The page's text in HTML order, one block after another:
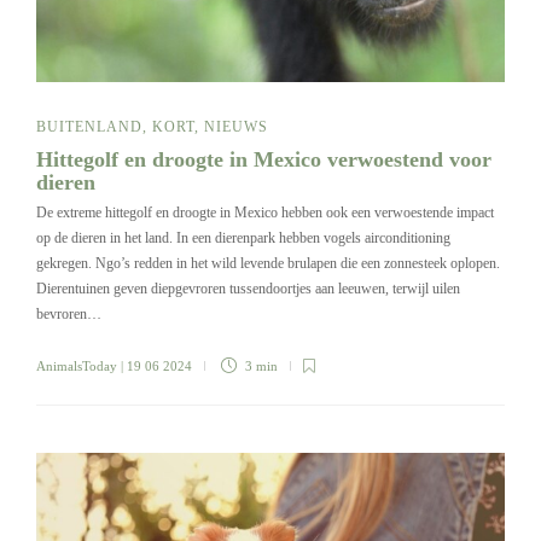
BUITENLAND, KORT, NIEUWS
Hittegolf en droogte in Mexico verwoestend voor
dieren
De extreme hittegolf en droogte in Mexico hebben ook een verwoestende impact
op de dieren in het land. In een dierenpark hebben vogels airconditioning
gekregen. Ngo’s redden in het wild levende brulapen die een zonnesteek oplopen.
Dierentuinen geven diepgevroren tussendoortjes aan leeuwen, terwijl uilen
bevroren…
AnimalsToday | 19 06 2024 3 min